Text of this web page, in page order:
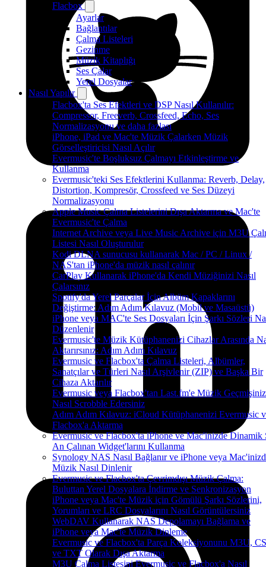
Flacbox
Ayarlar
Bağlantılar
Çalma Listeleri
Gezinme
Müzik Kitaplığı
Ses Çalar
Yerel Dosyalar
Nasıl Yapılır
Flacbox'ta Ses Efektleri ve DSP Nasıl Kullanılır:
Compressor, Freeverb, Crossfeed, Echo, Ses
Normalizasyonu ve daha fazlası
iPhone, iPad ve Mac'te Müzik Çalarken Müzik
Görselleştiricisi Nasıl Açılır
Evermusic'te Boşluksuz Çalmayı Etkinleştirme ve
Kullanma
Evermusic'teki Ses Efektlerini Kullanma: Reverb, Delay,
Distortion, Kompresör, Crossfeed ve Ses Düzeyi
Normalizasyonu
Apple Music Çalma Listelerini Dışa Aktarma ve Mac'te
Evermusic'te Çalma
Internet Archive veya Live Music Archive için M3U
Listesi Nasıl Oluşturulur
Kodi DLNA sunucusu kullanarak Mac / PC / Linux /
NAS'tan iPhone'da müzik nasıl çalınır
CarPlay Kullanarak iPhone'da Kendi Müziğinizi Nasıl
Çalarsınız
Spotify'da Yerel Parçalar İçin Albüm Kapaklarını
Değiştirme: Adım Adım Kılavuz (Mobil ve Masaüstü)
iPhone veya MAC'te Ses Dosyaları İçin Şarkı Sözleri
Düzenlenir
Evermusic'te Müzik Kütüphanenizi Cihazlar Arasında
Aktarırsınız: Adım Adım Kılavuz
Evermusic ve Flacbox'ta Çalma Listeleri, Albümler,
Sanatçılar ve Türleri Nasıl Arşivlenir (ZIP) ve Başka Bir
Cihaza Aktarılır
Evermusic veya Flacbox'tan Last.fm'e Müzik
Nasıl Scrobble Edersiniz
Adım Adım Kılavuz: iCloud Kütüphanenizi Evermusic
Flacbox'a Aktarma
Evermusic ve Flacbox'ta iPhone ve Mac'inizde Dinamik
An Çalınan Widget'larını Kullanma
Synology NAS Nasıl Bağlanır ve iPhone veya
Müzik Nasıl Dinlenir
Evermusic ve Flacbox'ta Çevrimdışı Müzik Çalma:
Buluttan Yerel Dosyalara İndirme ve Senkronizasyon
iPhone veya Mac'te Müzik için Gömülü Şarkı Sözlerini,
Yorumları ve LRC Dosyalarını Nasıl Görüntülersiniz
WebDAV Kullanarak NAS Depolamayı Bağlama ve
iPhone veya Mac'te Müzik Dinleme
Evermusic ve Flacbox'ta Parça Koleksiyonunu M3U,
ve TXT Olarak Dışa Aktarma
M3U Çalma Listesini Evermusic ve Flacbox'a Nasıl